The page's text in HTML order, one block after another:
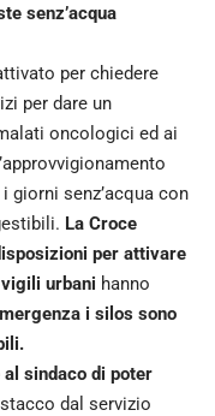
senz’acqua
per chiedere
per dare un
oncologici ed ai
giorni senz’acqua con
La Croce
per attivare
urbani hanno
i silos sono
sindaco di poter
dal servizio